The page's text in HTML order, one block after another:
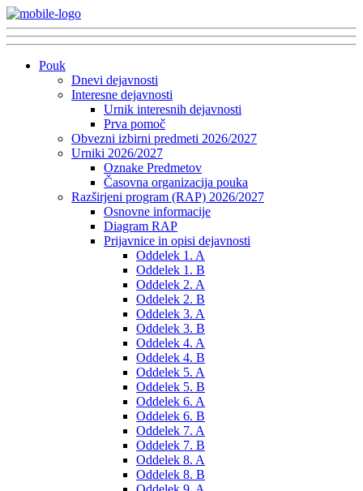
Pouk
Dnevi dejavnosti
Interesne dejavnosti
Urnik interesnih dejavnosti
Prva pomoč
Obvezni izbirni predmeti 2026/2027
Urniki 2026/2027
Oznake Predmetov
Časovna organizacija pouka
Razširjeni program (RAP) 2026/2027
Osnovne informacije
Diagram RAP
Prijavnice in opisi dejavnosti
Oddelek 1. A
Oddelek 1. B
Oddelek 2. A
Oddelek 2. B
Oddelek 3. A
Oddelek 3. B
Oddelek 4. A
Oddelek 4. B
Oddelek 5. A
Oddelek 5. B
Oddelek 6. A
Oddelek 6. B
Oddelek 7. A
Oddelek 7. B
Oddelek 8. A
Oddelek 8. B